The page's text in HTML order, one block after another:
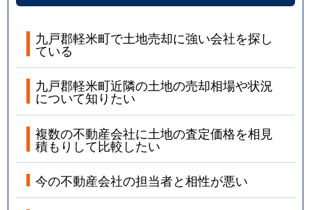
九戸郡軽米町で土地売却に強い会社を探し
ている
九戸郡軽米町近隣の土地の売却相場や状況
について知りたい
複数の不動産会社に土地の査定価格を相見
積もりして比較したい
今の不動産会社の担当者と相性が悪い